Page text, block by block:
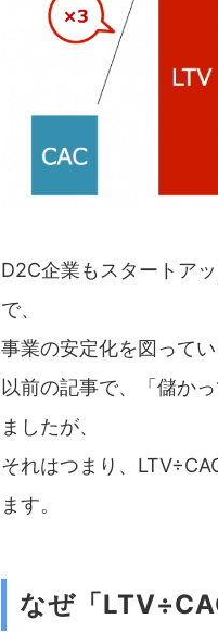
D2C企業もスタートア
で、
事業の安定化を図って
以前の記事で、「儲か
ましたが、
それはつまり、
ます。
なぜ「